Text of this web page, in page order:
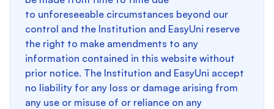
to unforeseeable circumstances beyond our
control and the Institution and EasyUni reserve
the right to make amendments to any
information contained in this website without
prior notice. The Institution and EasyUni accept
no liability for any loss or damage arising from
any use or misuse of or reliance on any